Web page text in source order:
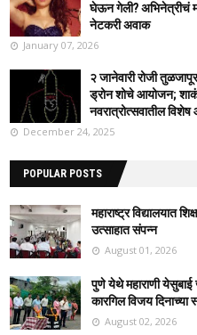
घेऊन गेली? अभिनेत्रीचं
नेटकरी अवाक
January 07, 2026
२ जानेवारी रोजी
ड्रोन शोचे आयोजन;
नवरात्रोत्सवातील
December 24, 2025
POPULAR POSTS
महाराष्ट्र विद्यालयात
उत्साहात संपन्न
August 01, 2026
पुणे येथे महाराणी
कारगिल विजय दिनाच्या
August 02, 2026